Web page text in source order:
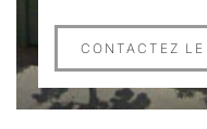
CONTACTEZ